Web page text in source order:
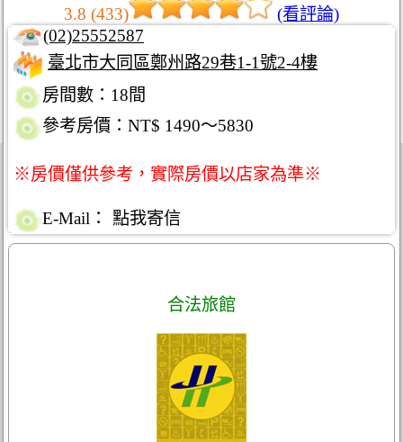
3.8 (433)
(看評論)
(02)25552587
臺北市大同區鄭州路29巷1-1號2-4樓
房間數：18間
參考房價：NT$ 1490～5830
※房價僅供參考，實際房價以店家為準※
E-Mail： 點我寄信
合法旅館